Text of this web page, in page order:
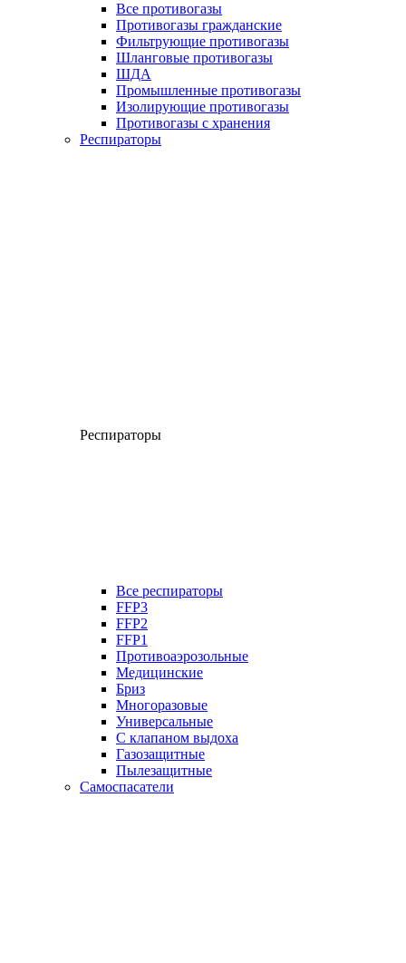
Все противогазы
Противогазы гражданские
Фильтрующие противогазы
Шланговые противогазы
ШДА
Промышленные противогазы
Изолирующие противогазы
Противогазы с хранения
Респираторы
Респираторы
Все респираторы
FFP3
FFP2
FFP1
Противоаэрозольные
Медицинские
Бриз
Многоразовые
Универсальные
С клапаном выдоха
Газозащитные
Пылезащитные
Самоспасатели